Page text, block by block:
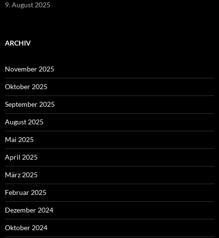
9. August 2025
ARCHIV
November 2025
Oktober 2025
September 2025
August 2025
Mai 2025
April 2025
März 2025
Februar 2025
Dezember 2024
Oktober 2024